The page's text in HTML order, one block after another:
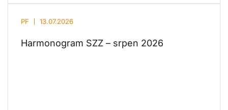
PF 13.07.2026
Harmonogram SZZ – srpen 2026